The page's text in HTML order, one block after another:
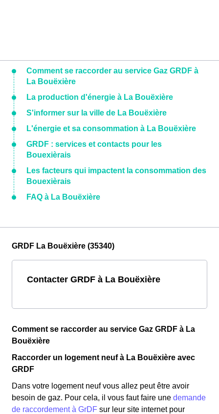
Comment se raccorder au service Gaz GRDF à
La Bouëxière
La production d'énergie à La Bouëxière
S'informer sur la ville de La Bouëxière
L'énergie et sa consommation à La Bouëxière
GRDF : services et contacts pour les
Bouexièrais
Les facteurs qui impactent la consommation des
Bouexièrais
FAQ à La Bouëxière
GRDF La Bouëxière (35340)
Contacter GRDF à La Bouëxière
Comment se raccorder au service Gaz GRDF à La
Bouëxière
Raccorder un logement neuf à La Bouëxière avec
GRDF
Dans votre logement neuf vous allez peut être avoir
besoin de gaz. Pour cela, il vous faut faire une demande
de raccordement à GrDF sur leur site internet pour